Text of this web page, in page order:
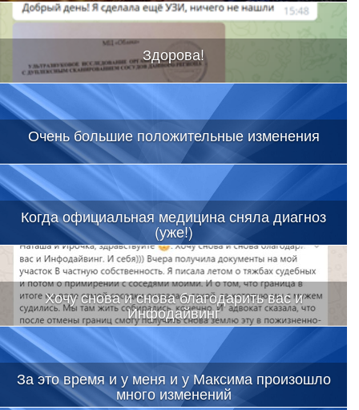
Здорова!
Очень большие положительные изменения
Когда официальная медицина сняла диагноз
(уже!)
Хочу снова и снова благодарить вас и
Инфодайвинг
За это время и у меня и у Максима произошло
много изменений